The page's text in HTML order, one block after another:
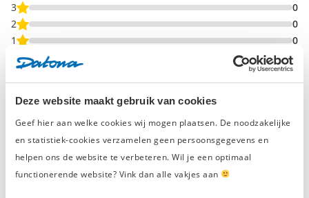
Deze website maakt gebruik van cookies
Geef hier aan welke cookies wij mogen plaatsen. De noodzakelijke
en statistiek-cookies verzamelen geen persoonsgegevens en
helpen ons de website te verbeteren. Wil je een optimaal
functionerende website? Vink dan alle vakjes aan
3
0
2
0
1
0
cadeaubon t.w.v. € 50,-
Elke maand belonen we de beste
productbeoordeling met eengereedschapsbon
van € 50,- en eeuwige roem.